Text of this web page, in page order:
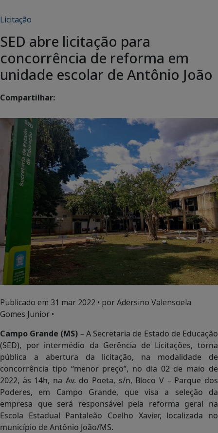
Licitação
SED abre licitação para
concorrência de reforma em
unidade escolar de Antônio João
Compartilhar:
Publicado em 31 mar 2022 • por Adersino Valensoela
Gomes Junior •
Campo Grande (MS) – A Secretaria de Estado de Educação
(SED), por intermédio da Gerência de Licitações, torna
pública a abertura da licitação, na modalidade de
concorrência tipo “menor preço”, no dia 02 de maio de
2022, às 14h, na Av. do Poeta, s/n, Bloco V – Parque dos
Poderes, em Campo Grande, que visa a seleção da
empresa que será responsável pela reforma geral na
Escola Estadual Pantaleão Coelho Xavier, localizada no
município de Antônio João/MS.